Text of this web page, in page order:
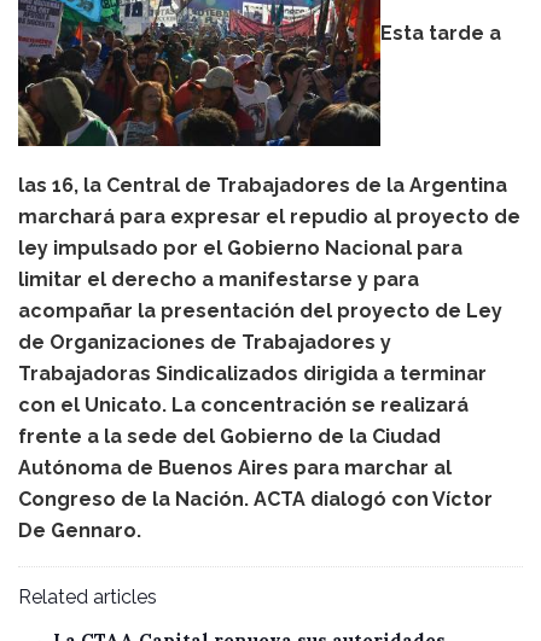
Esta tarde a
las 16, la Central de Trabajadores de la Argentina
marchará para expresar el repudio al proyecto de
ley impulsado por el Gobierno Nacional para
limitar el derecho a manifestarse y para
acompañar la presentación del proyecto de Ley
de Organizaciones de Trabajadores y
Trabajadoras Sindicalizados dirigida a terminar
con el Unicato. La concentración se realizará
frente a la sede del Gobierno de la Ciudad
Autónoma de Buenos Aires para marchar al
Congreso de la Nación. ACTA dialogó con Víctor
De Gennaro.
Related articles